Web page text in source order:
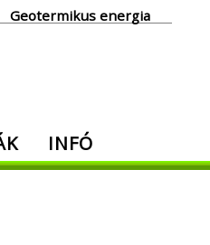
Geotermikus energia
INFÓ